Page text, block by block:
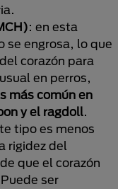
: en esta
se engrosa, lo que
corazón para
en perros,
más común en
y el ragdoll.
tipo es menos
rigidez del
que el corazón
ser